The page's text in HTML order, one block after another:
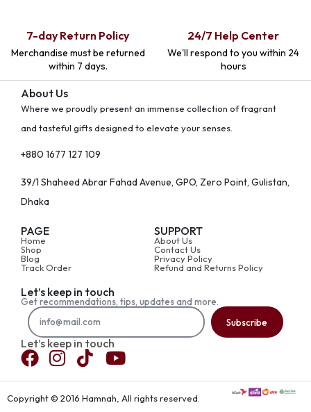
7-day Return Policy
Merchandise must be returned
within 7 days.
24/7 Help Center
We'll respond to you within 24
hours
About Us
Where we proudly present an immense collection of fragrant
and tasteful gifts designed to elevate your senses.
+880 1677 127 109
39/1 Shaheed Abrar Fahad Avenue, GPO, Zero Point, Gulistan,
Dhaka
PAGE
Home
Shop
Blog
Track Order
SUPPORT
About Us
Contact Us
Privacy Policy
Refund and Returns Policy
Let’s keep in touch
Get recommendations, tips, updates and more.
Subscribe
Let’s keep in touch
Copyright © 2016 Hamnah, All rights reserved.